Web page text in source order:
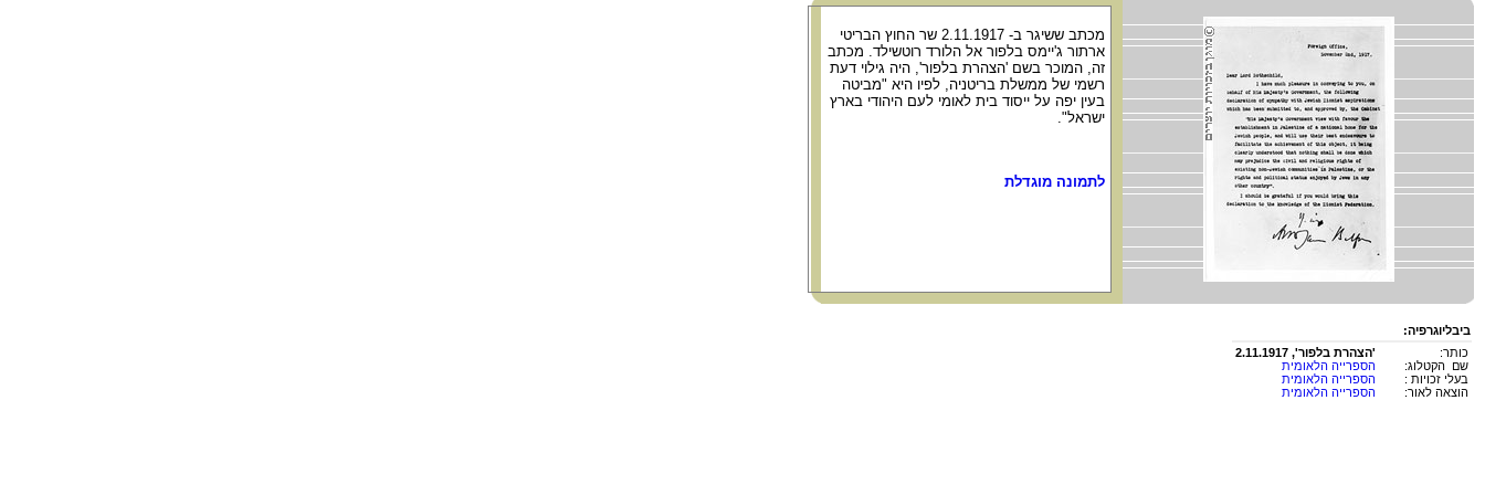
מכתב ששיגר ב- 2.11.1917 שר החוץ הבריטי
ארתור ג'יימס בלפור אל הלורד רוטשילד. מכתב
זה, המוכר בשם 'הצהרת בלפור', היה גילוי דעת
רשמי של ממשלת בריטניה, לפיו היא "מביטה
בעין יפה על ייסוד בית לאומי לעם היהודי בארץ
ישראל".
לתמונה מוגדלת
ביבליוגרפיה:
כותר:
'הצהרת בלפור', 2.11.1917
שם הקטלוג:
הספרייה הלאומית
בעלי זכויות :
הספרייה הלאומית
הוצאה לאור:
הספרייה הלאומית